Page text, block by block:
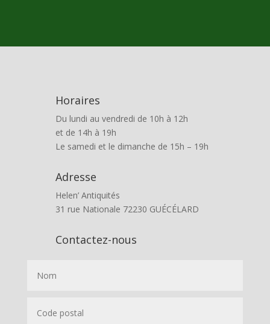
Horaires
Du lundi au vendredi de 10h à 12h
et de 14h à 19h
Le samedi et le dimanche de 15h – 19h
Adresse
Helen’ Antiquités
31 rue Nationale 72230 GUÉCÉLARD
Contactez-nous